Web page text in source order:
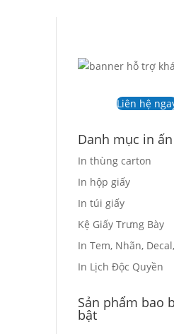
Liên hệ
Danh mục in ấn
In thùng carton
In hộp giấy
In túi giấy
Kệ Giấy Trưng Bày
In Tem, Nhãn,
In Lịch Độc Quyền
Sản phẩm bao
bật